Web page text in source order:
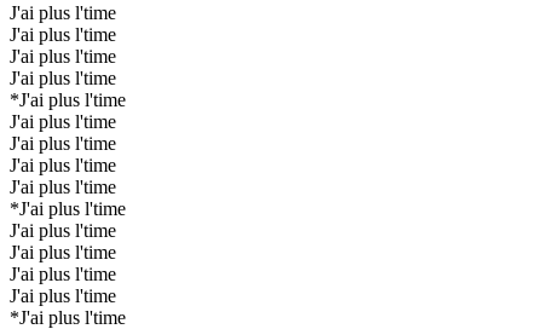
J'ai plus l'time
J'ai plus l'time
J'ai plus l'time
J'ai plus l'time
*J'ai plus l'time
J'ai plus l'time
J'ai plus l'time
J'ai plus l'time
J'ai plus l'time
*J'ai plus l'time
J'ai plus l'time
J'ai plus l'time
J'ai plus l'time
J'ai plus l'time
*J'ai plus l'time